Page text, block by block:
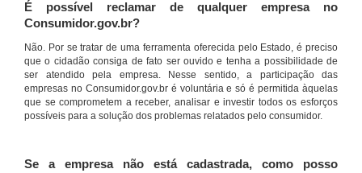
É possível reclamar de qualquer empresa no
Consumidor.gov.br?
Não. Por se tratar de uma ferramenta oferecida pelo Estado, é preciso
que o cidadão consiga de fato ser ouvido e tenha a possibilidade de
ser atendido pela empresa. Nesse sentido, a participação das
empresas no Consumidor.gov.br é voluntária e só é permitida àquelas
que se comprometem a receber, analisar e investir todos os esforços
possíveis para a solução dos problemas relatados pelo consumidor.
Se a empresa não está cadastrada, como posso